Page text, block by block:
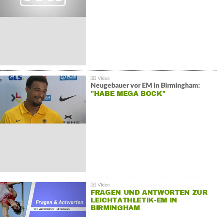
Neugebauer vor EM in Birmingham:
"HABE MEGA BOCK"
FRAGEN UND ANTWORTEN ZUR
LEICHTATHLETIK-EM IN
BIRMINGHAM